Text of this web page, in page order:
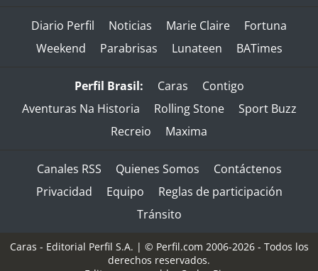
Diario Perfil Noticias Marie Claire
Fortuna
Weekend
Parabrisas Lunateen BATimes
Perfil Brasil: Caras
Contigo
Aventuras Na Historia
Rolling Stone
Sport Buzz
Recreio
Maxima
Canales RSS Quienes Somos
Contáctenos
Privacidad
Equipo
Reglas de participación
Tránsito
Caras - Editorial Perfil S.A. | © Perfil.com 2006-2026 - Todos los
derechos reservados.